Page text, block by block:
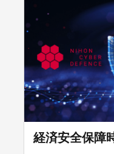
経済安全保障